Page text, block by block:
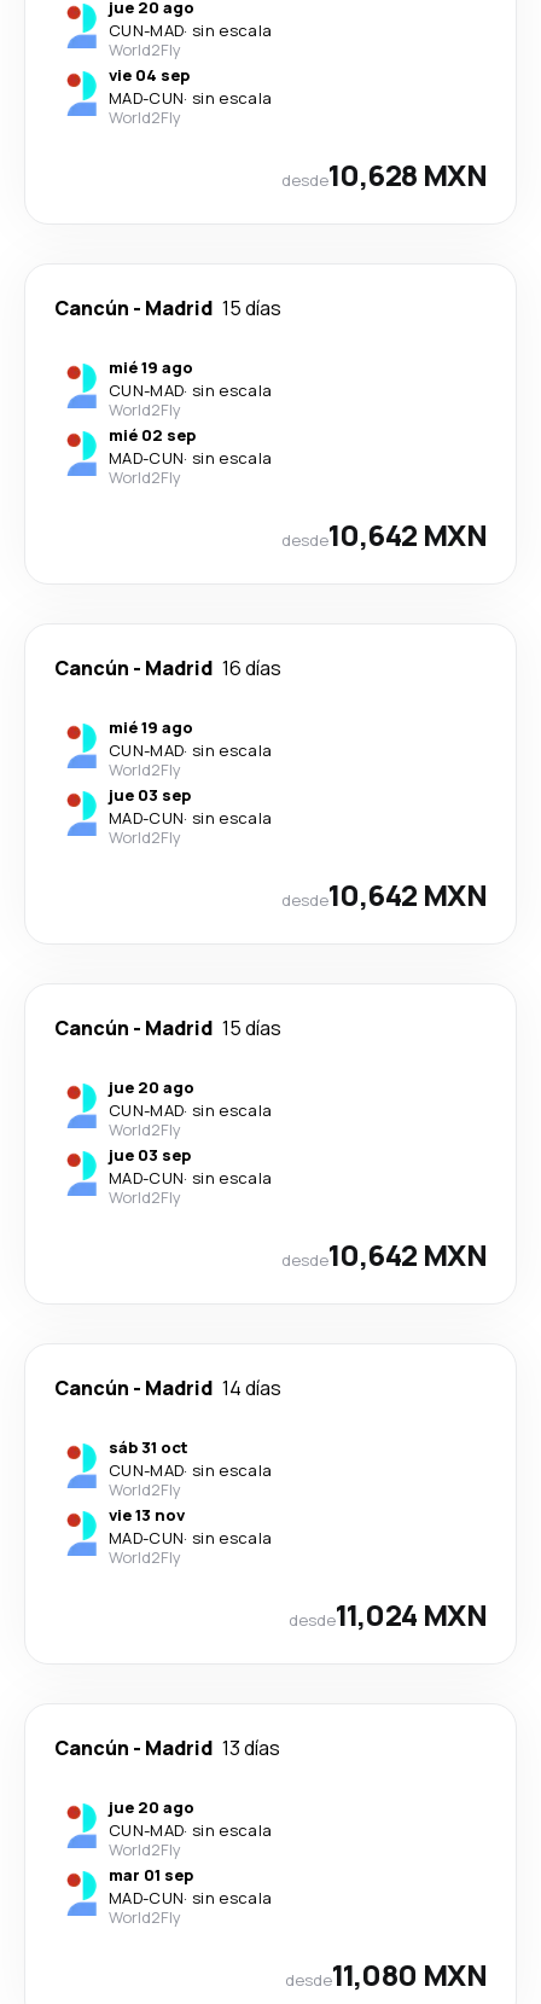
jue 20 ago
CUN-MAD· sin escala
World2Fly
vie 04 sep
MAD-CUN· sin escala
World2Fly
desde10,628 MXN
Cancún - Madrid 15 días
mié 19 ago
CUN-MAD· sin escala
World2Fly
mié 02 sep
MAD-CUN· sin escala
World2Fly
desde10,642 MXN
Cancún - Madrid 16 días
mié 19 ago
CUN-MAD· sin escala
World2Fly
jue 03 sep
MAD-CUN· sin escala
World2Fly
desde10,642 MXN
Cancún - Madrid 15 días
jue 20 ago
CUN-MAD· sin escala
World2Fly
jue 03 sep
MAD-CUN· sin escala
World2Fly
desde10,642 MXN
Cancún - Madrid 14 días
sáb 31 oct
CUN-MAD· sin escala
World2Fly
vie 13 nov
MAD-CUN· sin escala
World2Fly
desde11,024 MXN
Cancún - Madrid 13 días
jue 20 ago
CUN-MAD· sin escala
World2Fly
mar 01 sep
MAD-CUN· sin escala
World2Fly
desde11,080 MXN